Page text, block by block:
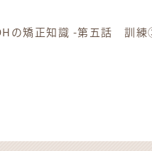
の矯正知識 -第五話 訓